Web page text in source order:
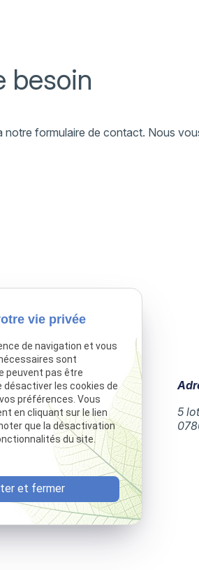
besoin
formulaire de contact. Nous
Téléphone
04 75 60 43 12
5
vie privée
de navigation et vous
sont
peuvent pas être
désactiver les cookies de
préférences. Vous
en cliquant sur le lien
que la désactivation
du site.
et fermer